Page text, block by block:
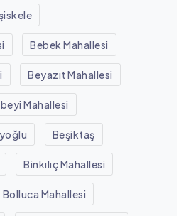
Bebek Mahallesi
Beyazıt Mahallesi
Mahallesi
Beşiktaş
Binkılıç Mahallesi
Bolluca Mahallesi